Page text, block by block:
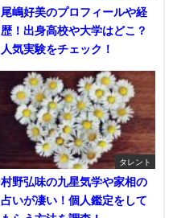
尾嶋好美のプロフィールや経
歴！出身高校や大学はどこ？
人気実験をチェック！
タレント
村野弘味の九星気学や家相の
占いが凄い！個人鑑定をして